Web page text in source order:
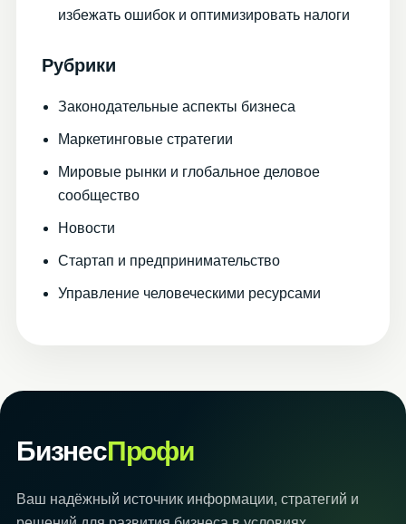
избежать ошибок и оптимизировать налоги
Рубрики
Законодательные аспекты бизнеса
Маркетинговые стратегии
Мировые рынки и глобальное деловое
сообщество
Новости
Стартап и предпринимательство
Управление человеческими ресурсами
БизнесПрофи
Ваш надёжный источник информации, стратегий и